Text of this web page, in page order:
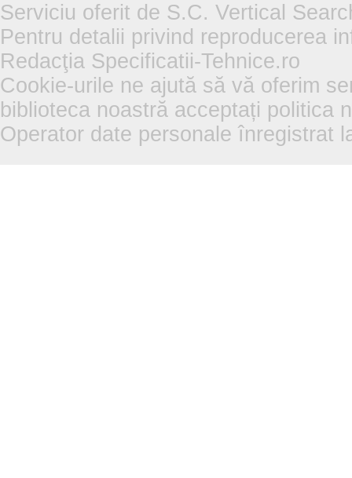
Serviciu oferit de S.C. Vertical
Pentru detalii privind reproducerea
Redacţia Specificatii-Tehnice.ro
Cookie-urile ne ajută să vă oferim
biblioteca noastră acceptați politica
Operator date personale înregistrat